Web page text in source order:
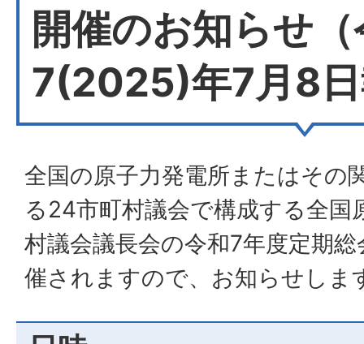
開催のお知らせ
7(2025)年7月8日
全国の原子力発電所またはその
る24市町村議会で構成する全国
村議会議長会の令和7年度定期
催されますので、お知らせしま